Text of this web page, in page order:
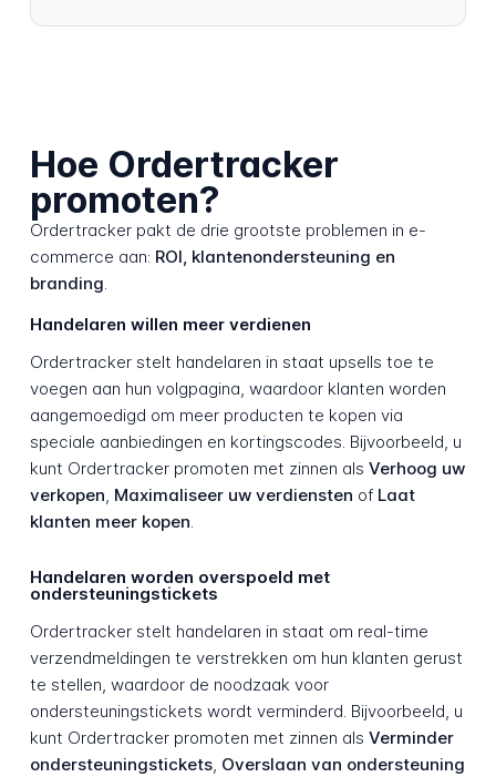
Hoe Ordertracker
promoten?
Ordertracker pakt de drie grootste problemen in e-
commerce aan: ROI, klantenondersteuning en
branding.
Handelaren willen meer verdienen
Ordertracker stelt handelaren in staat upsells toe te
voegen aan hun volgpagina, waardoor klanten worden
aangemoedigd om meer producten te kopen via
speciale aanbiedingen en kortingscodes. Bijvoorbeeld, u
kunt Ordertracker promoten met zinnen als Verhoog uw
verkopen Maximaliseer uw verdiensten of Laat
klanten meer kopen
Handelaren worden overspoeld met
ondersteuningstickets
Ordertracker stelt handelaren in staat om real-time
verzendmeldingen te verstrekken om hun klanten gerust
te stellen, waardoor de noodzaak voor
ondersteuningstickets wordt verminderd. Bijvoorbeeld, u
kunt Ordertracker promoten met zinnen als Verminder
ondersteuningstickets, Overslaan van ondersteuning